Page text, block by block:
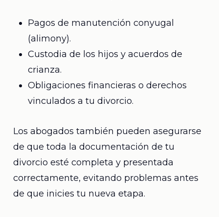
Pagos de manutención conyugal
(alimony).
Custodia de los hijos y acuerdos de
crianza.
Obligaciones financieras o derechos
vinculados a tu divorcio.
Los abogados también pueden asegurarse
de que toda la documentación de tu
divorcio esté completa y presentada
correctamente, evitando problemas antes
de que inicies tu nueva etapa.